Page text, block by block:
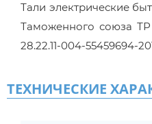
Тали электрические
Таможенного союза
28.22.11-004-55459694-
ТЕХНИЧЕСКИЕ